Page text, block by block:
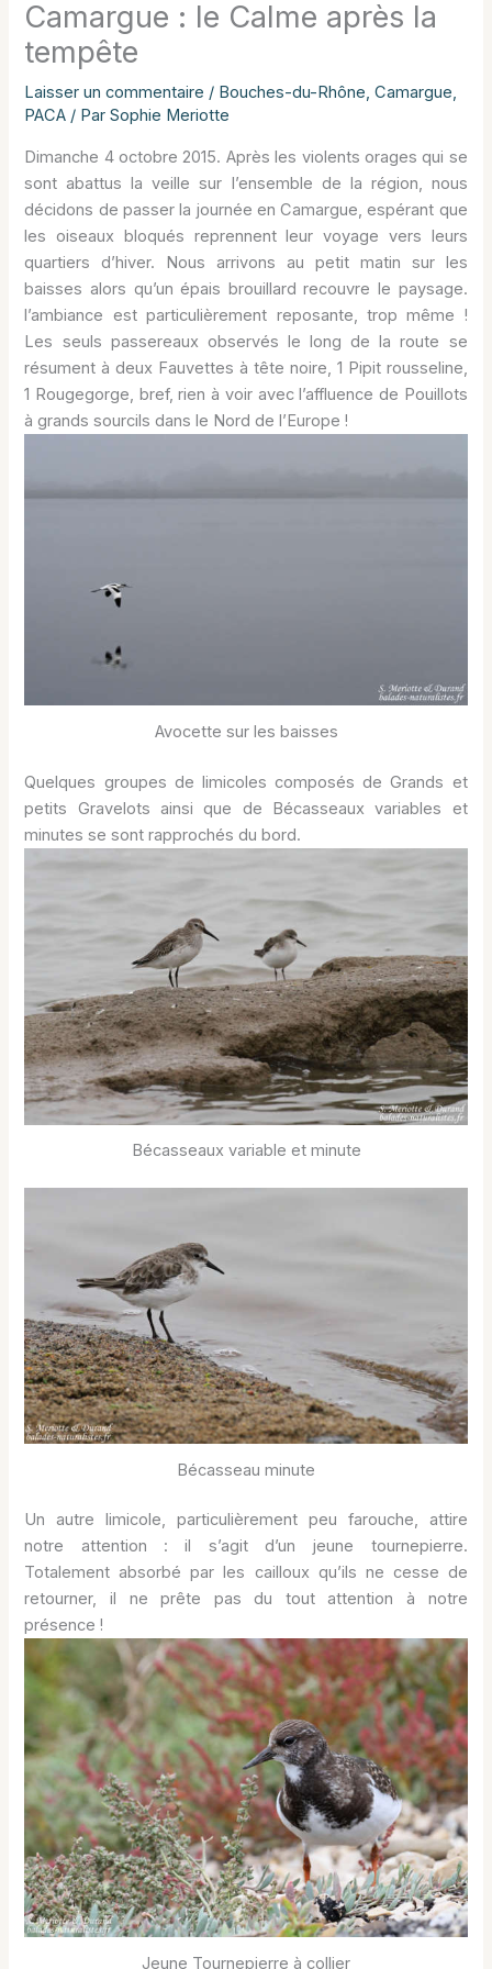
Camargue : le Calme après la
tempête
Laisser un commentaire / Bouches-du-Rhône,Camargue,
PACA / ParSophie Meriotte
Dimanche 4 octobre 2015. Après les violents orages qui se
sont abattus la veille sur l’ensemble de la région, nous
décidons de passer la journée en Camargue, espérant que
les oiseaux bloqués reprennent leur voyage vers leurs
quartiers d’hiver. Nous arrivons au petit matin sur les
baisses alors qu’un épais brouillard recouvre le paysage.
l’ambiance est particulièrement reposante, trop même !
Les seuls passereaux observés le long de la route se
résument à deux Fauvettes à tête noire, 1 Pipit rousseline,
1 Rougegorge, bref, rien à voir avec l’affluence de Pouillots
à grands sourcils dans le Nord de l’Europe !
Avocette sur les baisses
Quelques groupes de limicoles composés de Grands et
petits Gravelots ainsi que de Bécasseaux variables et
minutes se sont rapprochés du bord.
Bécasseaux variable et minute
Bécasseau minute
Un autre limicole, particulièrement peu farouche, attire
notre attention : il s’agit d’un jeune tournepierre.
Totalement absorbé par les cailloux qu’ils ne cesse de
retourner, il ne prête pas du tout attention à notre
présence !
Jeune Tournepierre à collier